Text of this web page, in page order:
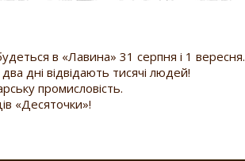
в «Лавина» 31 серпня і 1 вересня.
дні відвідають тисячі людей!
промисловість.
«Десяточки»!